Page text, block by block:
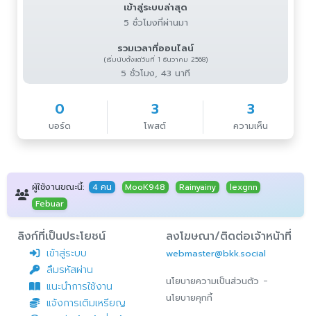
เข้าสู่ระบบล่าสุด
5 ชั่วโมงที่ผ่านมา
รวมเวลาที่ออนไลน์
(เริ่มนับตั้งแต่วันที่ 1 ธันวาคม 2568)
5 ชั่วโมง, 43 นาที
0
บอร์ด
3
โพสต์
3
ความเห็น
ผู้ใช้งานขณะนี้: 4 คน MooK948 Rainyainy
lexgnn
Febuar
ลิงก์ที่เป็นประโยชน์
เข้าสู่ระบบ
ลืมรหัสผ่าน
แนะนำการใช้งาน
แจ้งการเติมเหรียญ
ลงโฆษณา/ติดต่อเจ้าหน้าที่
webmaster@bkk.social
นโยบายความเป็นส่วนตัว -
นโยบายคุกกี้